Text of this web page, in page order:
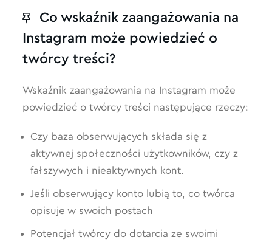
Co wskaźnik zaangażowania na
Instagram może powiedzieć o
twórcy treści?
Wskaźnik zaangażowania na Instagram może
powiedzieć o twórcy treści następujące rzeczy:
Czy baza obserwujących składa się z
aktywnej społeczności użytkowników, czy z
fałszywych i nieaktywnych kont.
Jeśli obserwujący konto lubią to, co twórca
opisuje w swoich postach
Potencjał twórcy do dotarcia ze swoimi